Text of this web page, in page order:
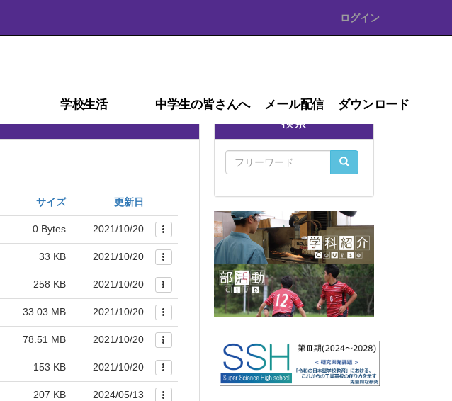
ログイン
学校生活 中学生の皆さんへ メール配信 ダウンロード
サイズ 更新日
0 Bytes 2021/10/20
33 KB 2021/10/20
258 KB 2021/10/20
33.03 MB 2021/10/20
78.51 MB 2021/10/20
153 KB 2021/10/20
207 KB 2024/05/13
検索